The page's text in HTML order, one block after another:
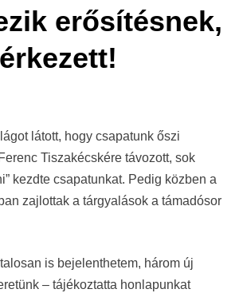
erősítésnek,
látott, hogy csapatunk őszi
Tiszakécskére távozott, sok
kezdte csapatunkat. Pedig közben a
zajlottak a tárgyalások a támadósor
is bejelenthetem, három új
– tájékoztatta honlapunkat